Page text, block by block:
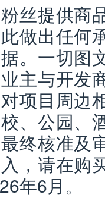
丝提供商
做出任何
。一切图
主与开发
项目周边
、公园、
终核准及
，请在购
年6月。